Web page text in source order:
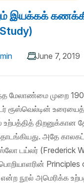
இயக்கக்
June 7, 2019
மேலாண்மை முறை
ரூஸ்வெல்டின்
உற்பத்தித் திறனுக்கான
அதே
டய்லர் (Frederick
Principles
நூல் அமெரிக்க